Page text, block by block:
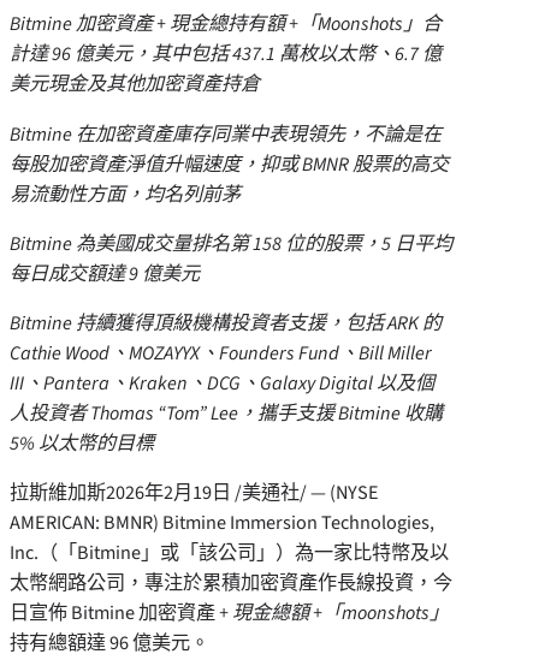
Bitmine 加密資產 + 現金總持有額 +「Moonshots」合
計達 96 億美元，其中包括 437.1 萬枚以太幣、6.7 億
美元現金及其他加密資產持倉
Bitmine 在加密資產庫存同業中表現領先，不論是在
每股加密資產淨值升幅速度，抑或 BMNR 股票的高交
易流動性方面，均名列前茅
Bitmine 為美國成交量排名第 158 位的股票，5 日平均
每日成交額達 9 億美元
Bitmine 持續獲得頂級機構投資者支援，包括 ARK 的
Cathie Wood、MOZAYYX、Founders Fund、Bill Miller
III、Pantera、Kraken、DCG、Galaxy Digital 以及個
人投資者 Thomas “Tom” Lee，攜手支援 Bitmine 收購
5% 以太幣的目標
拉斯維加斯2026年2月19日 /美通社/ — (NYSE
AMERICAN: BMNR) Bitmine Immersion Technologies,
Inc.（「Bitmine」或「該公司」）為一家比特幣及以
太幣網路公司，專注於累積加密資產作長線投資，今
日宣佈 Bitmine 加密資產+ 現金總額 +「moonshots」
持有總額達 96 億美元。